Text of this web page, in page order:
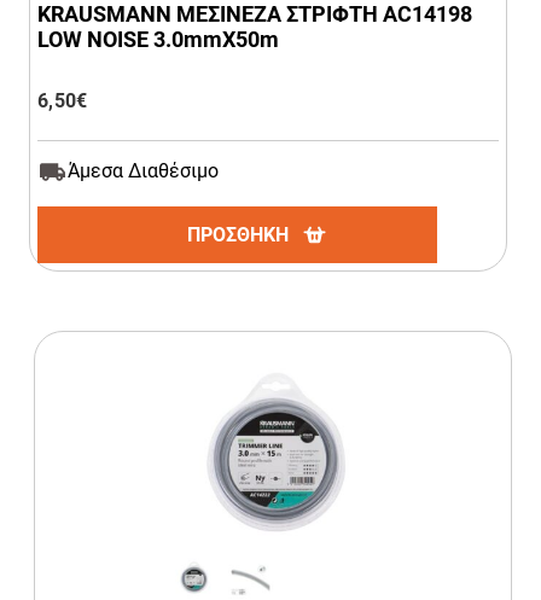
KRAUSMANN ΜΕΣΙΝΕΖΑ ΣΤΡΙΦΤΗ AC14198
LOW NOISE 3.0mmΧ50m
6,50€
Άμεσα Διαθέσιμο
ΠΡΟΣΘΗΚΗ